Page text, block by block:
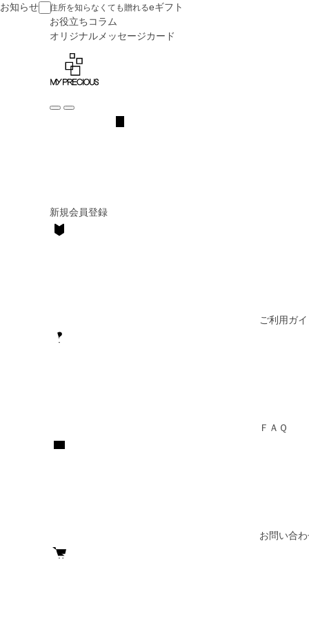
住所を知らなくても贈れるeギフト
お役立ちコラム
オリジナル メッセージカード
新規会員登録
ご利用ガ
ＦＡＱ
お問い合
お知らせ